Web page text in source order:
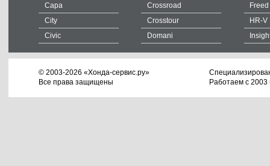
Capa
City
Civic
Crossroad
Crosstour
Domani
HR-V
© 2003-2026 «Хонда-сервис.ру»
Все права защищены
Работаем с 2003